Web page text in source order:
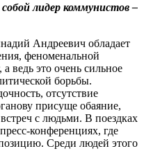
лидер коммунистов –
Андреевич обладает
феноменальной
ведь это очень сильное
борьбы.
отсутствие
присуще обаяние,
с людьми. В поездках
конференциях, где
Среди людей этого